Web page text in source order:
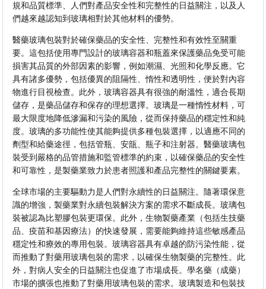
規和品質標準、人們對產品安全性和完整性的日益關注，以及人
們越來越認知到玻璃相對於其他材料的優勢。
醫藥玻璃包裝對於確保藥品的安全性、完整性和有效性至關重
要。這包括使用專門設計的玻璃容器和瓶蓋來保護藥品免受可能
損害其品質的外部因素的影響，例如潮濕、光照和化學反應。它
具有諸多優勢，包括優異的阻隔性、惰性和透明性，便於對內容
物進行目視檢查。此外，玻璃容器具有很強的耐溫性，適合長期
儲存，是藥品儲存和保存的理想選擇。玻璃是一種惰性材料，可
最大限度地降低滲漏和污染的風險，從而保持藥品的穩定性和純
度。玻璃的多功能性使其能夠提供多種包裝選擇，以適應不同的
劑型和給藥途徑，包括管瓶、安瓿、瓶子和注射器。醫藥玻璃包
裝受到嚴格的品管措施和監管標準的約束，以確保藥品的安全性
和可靠性，是製藥業致力於患者照護和產品完整性的關鍵要素。
全球市場的主要驅動力是人們對永續性的日益關注。隨著環保意
識的增強，製藥業對永續包裝解決方案的需求不斷成長。玻璃包
裝被認為比塑膠包裝更環保。此外，生物製藥產業（包括生技藥
品、疫苗和基因療法）的快速發展，需要能夠維持這些敏感產品
穩定性和療效的專用包裝。玻璃容器具有卓越的防污染性能，從
而推動了對藥用玻璃包裝的需求，以確保生物製藥的完整性。此
外，對病人安全的日益關注也促進了市場成長。學名藥（成藥）
市場的擴張也推動了對藥用玻璃包裝的需求。玻璃製造和包裝技